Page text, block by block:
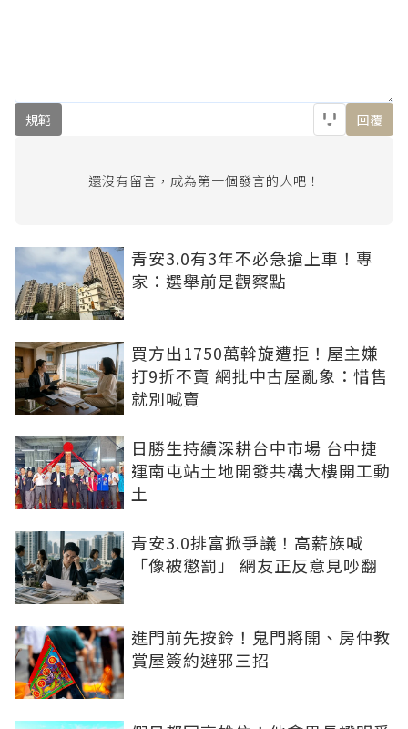
規範 回覆
還沒有留言，成為第一個發言的人吧！
青安3.0有3年不必急搶上車！專
家：選舉前是觀察點
買方出1750萬斡旋遭拒！屋主嫌
打9折不賣 網批中古屋亂象：惜售
就別喊賣
日勝生持續深耕台中市場 台中捷
運南屯站土地開發共構大樓開工動
土
青安3.0排富掀爭議！高薪族喊
「像被懲罰」 網友正反意見吵翻
進門前先按鈴！鬼門將開、房仲教
賞屋簽約避邪三招